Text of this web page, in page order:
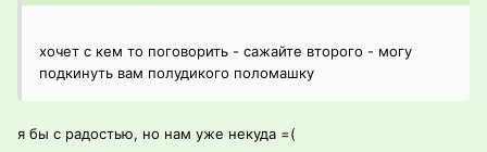
хочет с кем то поговорить - сажайте второго - могу
подкинуть вам полудикого поломашку
я бы с радостью, но нам уже некуда =(